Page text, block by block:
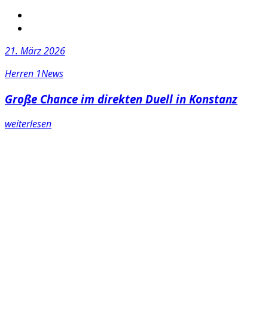
21. März 2026
Herren 1News
Große Chance im direkten Duell in Konstanz
weiterlesen